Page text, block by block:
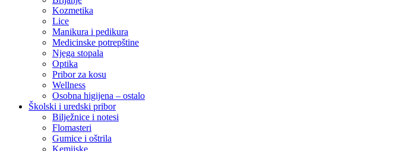
Kozmetika
Lice
Manikura i pedikura
Medicinske potrepštine
Njega stopala
Optika
Pribor za kosu
Wellness
Osobna higijena – ostalo
Školski i uredski pribor
Bilježnice i notesi
Flomasteri
Gumice i oštrila
Kemijske